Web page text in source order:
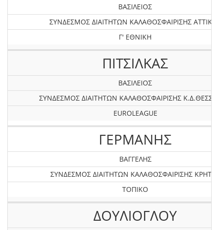
ΒΑΣΙΛΕΙΟΣ
ΣΥΝΔΕΣΜΟΣ ΔΙΑΙΤΗΤΩΝ ΚΑΛΑΘΟΣΦΑΙΡΙΣΗΣ
Γ' ΕΘΝΙΚΗ
ΠΙΤΣΙΛΚΑΣ
ΒΑΣΙΛΕΙΟΣ
ΣΥΝΔΕΣΜΟΣ ΔΙΑΙΤΗΤΩΝ ΚΑΛΑΘΟΣΦΑΙΡΙΣΗΣ
EUROLEAGUE
ΓΕΡΜΑΝΗΣ
ΒΑΓΓΕΛΗΣ
ΣΥΝΔΕΣΜΟΣ ΔΙΑΙΤΗΤΩΝ ΚΑΛΑΘΟΣΦΑΙΡΙΣΗΣ
ΤΟΠΙΚΟ
ΔΟΥΛΙΟΓΛΟΥ